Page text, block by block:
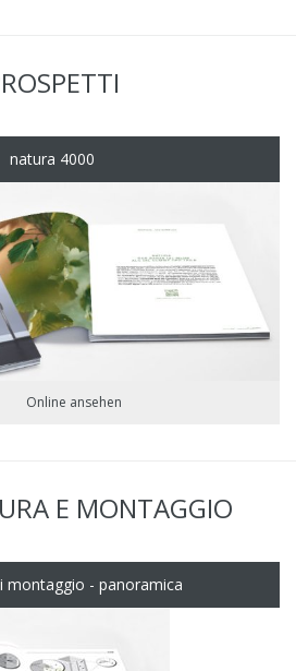
natura 4000
Online ansehen
E MONTAGGIO
montaggio - panoramica